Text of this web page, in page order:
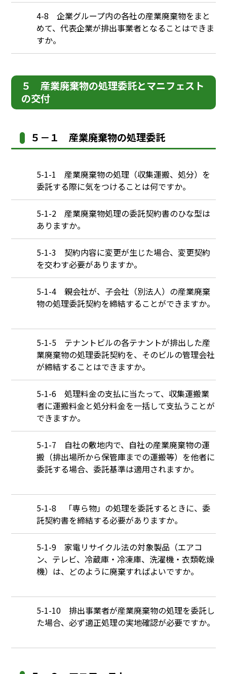
4-8 企業グループ内の各社の産業廃棄物をまと
めて、代表企業が排出事業者となることはできま
すか。
５ 産業廃棄物の処理委託とマニフェスト
の交付
５－１ 産業廃棄物の処理委託
5-1-1 産業廃棄物の処理（収集運搬、処分）を
委託する際に気をつけることは何ですか。
5-1-2 産業廃棄物処理の委託契約書のひな型は
ありますか。
5-1-3 契約内容に変更が生じた場合、変更契約
を交わす必要がありますか。
5-1-4 親会社が、子会社（別法人）の産業廃棄
物の処理委託契約を締結することができますか。
5-1-5 テナントビルの各テナントが排出した産
業廃棄物の処理委託契約を、そのビルの管理会社
が締結することはできますか。
5-1-6 処理料金の支払に当たって、収集運搬業
者に運搬料金と処分料金を一括して支払うことが
できますか。
5-1-7 自社の敷地内で、自社の産業廃棄物の運
搬（排出場所から保管庫までの運搬等）を他者に
委託する場合、委託基準は適用されますか。
5-1-8 「専ら物」の処理を委託するときに、委
託契約書を締結する必要がありますか。
5-1-9 家電リサイクル法の対象製品（エアコ
ン、テレビ、冷蔵庫・冷凍庫、洗濯機・衣類乾燥
機）は、どのように廃棄すればよいですか。
5-1-10 排出事業者が産業廃棄物の処理を委託し
た場合、必ず適正処理の実地確認が必要ですか。